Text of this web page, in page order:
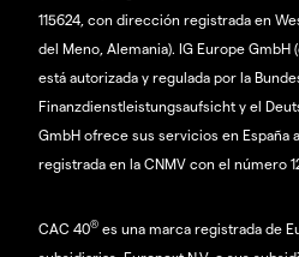
115624, con dirección registrada en
del Meno, Alemania). IG Europe
está autorizada y regulada por la
Finanzdienstleistungsaufsicht y el
GmbH ofrece sus servicios en España
registrada en la CNMV con el número
CAC 40® es una marca registrada de